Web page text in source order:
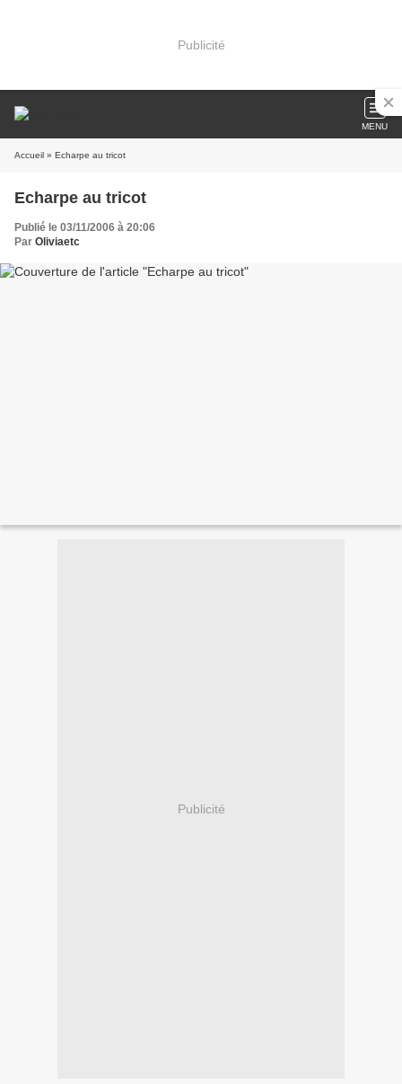
Publicité
MENU
Accueil » Echarpe au tricot
Echarpe au tricot
Publié le 03/11/2006 à 20:06
Par Oliviaetc
Publicité